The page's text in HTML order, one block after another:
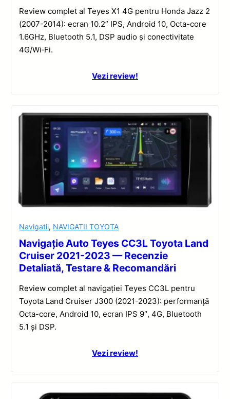
Review complet al Teyes X1 4G pentru Honda Jazz 2
(2007-2014): ecran 10.2” IPS, Android 10, Octa-core
1.6GHz, Bluetooth 5.1, DSP audio și conectivitate
4G/Wi‑Fi.
Vezi review!
Navigatii, NAVIGATII TOYOTA
Navigație Auto Teyes CC3L Toyota Land
Cruiser 2021-2023 — Recenzie
Detaliată, Testare & Recomandări
Review complet al navigației Teyes CC3L pentru
Toyota Land Cruiser J300 (2021-2023): performanță
Octa-core, Android 10, ecran IPS 9″, 4G, Bluetooth
5.1 și DSP.
Vezi review!